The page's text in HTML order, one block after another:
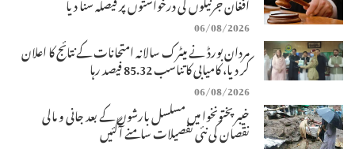
06/08/2026
مردان بورڈ نے میٹرک سالانہ امتحانات کے نتائج کا اعلان
کر دیا، کامیابی کا تناسب 85.32 فیصد رہا
06/08/2026
خیبرپختونخوا میں مسلسل بارشوں کے بعد جانی و مالی
نقصان کی نئی تفصیلات سامنے آگئیں